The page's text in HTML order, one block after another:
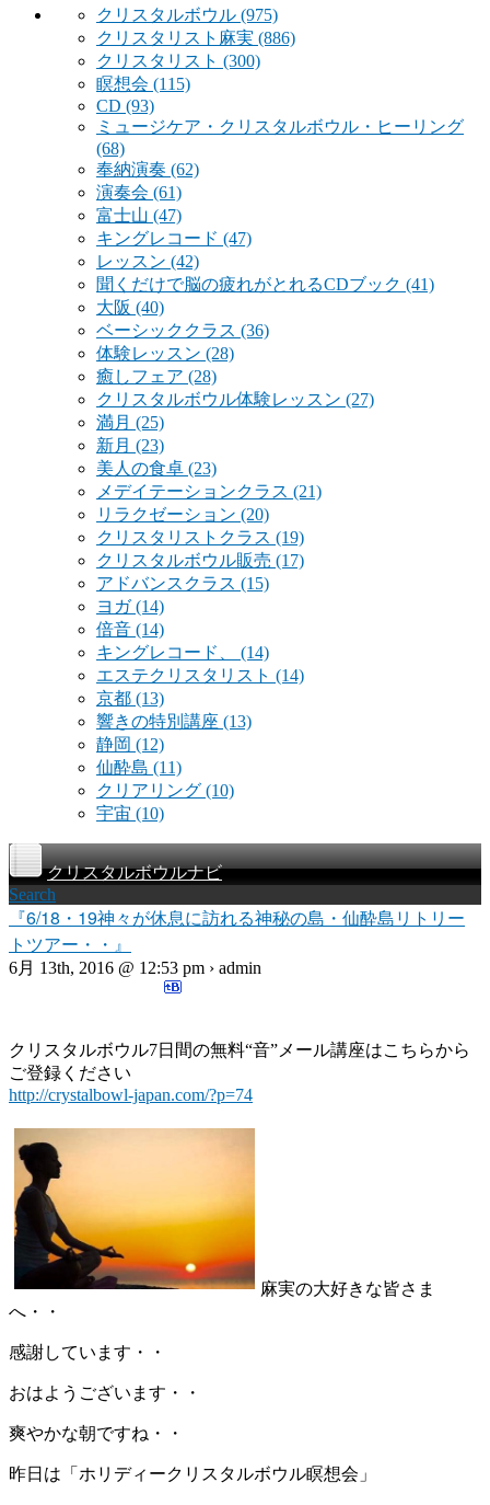
クリスタルボウル (975)
クリスタリスト麻実 (886)
クリスタリスト (300)
瞑想会 (115)
CD (93)
ミュージケア・クリスタルボウル・ヒーリング
(68)
奉納演奏 (62)
演奏会 (61)
富士山 (47)
キングレコード (47)
レッスン (42)
聞くだけで脳の疲れがとれるCDブック (41)
大阪 (40)
ベーシッククラス (36)
体験レッスン (28)
癒しフェア (28)
クリスタルボウル体験レッスン (27)
満月 (25)
新月 (23)
美人の食卓 (23)
メデイテーションクラス (21)
リラクゼーション (20)
クリスタリストクラス (19)
クリスタルボウル販売 (17)
アドバンスクラス (15)
ヨガ(14)
倍音 (14)
キングレコード、 (14)
エステクリスタリスト (14)
京都 (13)
響きの特別講座 (13)
静岡 (12)
仙酔島 (11)
クリアリング (10)
宇宙 (10)
クリスタルボウルナビ
Search
『6/18・19神々が休息に訪れる神秘の島・仙酔島リトリー
トツアー・・』
6月 13th, 2016 @ 12:53 pm › admin
クリスタルボウル7日間の無料“音”メール講座はこちらから
ご登録ください
http://crystalbowl-japan.com/?p=74
麻実の大好きな皆さま
へ・・
感謝しています・・
おはようございます・・
爽やかな朝ですね・・
昨日は「ホリディークリスタルボウル瞑想会」